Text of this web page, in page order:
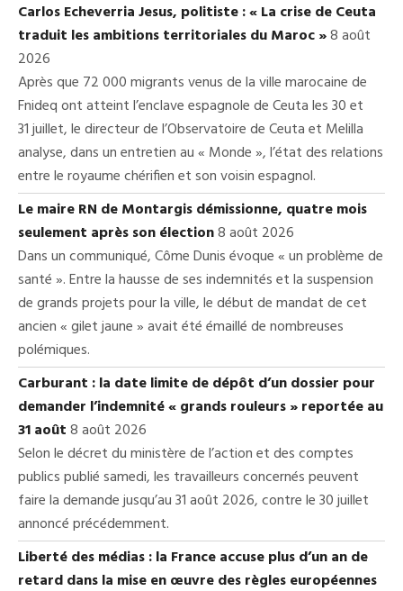
Carlos Echeverria Jesus, politiste : « La crise de Ceuta
traduit les ambitions territoriales du Maroc »8 août
2026
Après que 72 000 migrants venus de la ville marocaine de
Fnideq ont atteint l’enclave espagnole de Ceuta les 30 et
31 juillet, le directeur de l’Observatoire de Ceuta et Melilla
analyse, dans un entretien au « Monde », l’état des relations
entre le royaume chérifien et son voisin espagnol.
Le maire RN de Montargis démissionne, quatre mois
seulement après son élection8 août 2026
Dans un communiqué, Côme Dunis évoque « un problème de
santé ». Entre la hausse de ses indemnités et la suspension
de grands projets pour la ville, le début de mandat de cet
ancien « gilet jaune » avait été émaillé de nombreuses
polémiques.
Carburant : la date limite de dépôt d’un dossier pour
demander l’indemnité « grands rouleurs » reportée au
31 août8 août 2026
Selon le décret du ministère de l’action et des comptes
publics publié samedi, les travailleurs concernés peuvent
faire la demande jusqu’au 31 août 2026, contre le 30 juillet
annoncé précédemment.
Liberté des médias : la France accuse plus d’un an de
retard dans la mise en œuvre des règles européennes